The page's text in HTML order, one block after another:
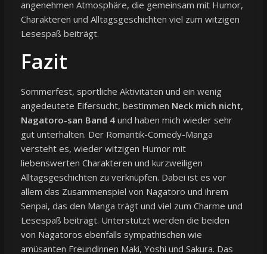
angenehmen Atmosphäre, die gemeinsam mit Humor,
Charakteren und Alltagsgeschichten viel zum witzigen
Lesespaß beiträgt.
Fazit
Sommerfest, sportliche Aktivitäten und ein wenig
angedeutete Eifersucht, bestimmen Neck mich nicht,
Nagatoro-san Band 4und haben mich wieder sehr
gut unterhalten. Der Romantik-Comedy-Manga
versteht es, wieder witzigen Humor mit
liebenswerten Charakteren und kurzweiligen
Alltagsgeschichten zu verknüpfen. Dabei ist es vor
allem das Zusammenspiel von Nagatoro und ihrem
Senpai, das den Manga trägt und viel zum Charme und
Lesespaß beiträgt. Unterstützt werden die beiden
von Nagatoros ebenfalls sympathischen wie
amüsanten Freundinnen Maki, Yoshi und Sakura. Das